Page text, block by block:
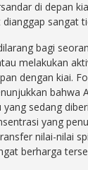
di depan
sangat
bagi
melakukan
dengan kiai.
bahwa
yang sedang
yang
nilai-nilai
berharga